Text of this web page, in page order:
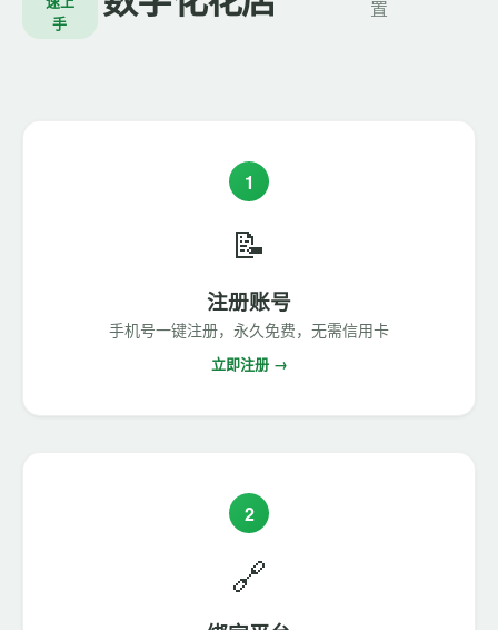
手
置
1
📝
注册账号
手机号一键注册，永久免费，无需信用卡
立即注册 →
2
🔗